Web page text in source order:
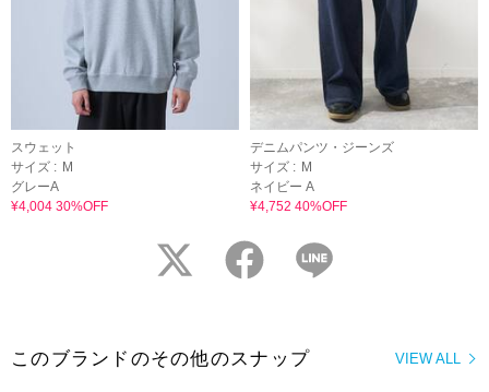
スウェット
サイズ : M
グレーA
¥4,004 30%OFF
デニムパンツ・ジーンズ
サイズ : M
ネイビー A
¥4,752 40%OFF
twitter facebook
VIEW ALL
このブランドのその他のスナップ